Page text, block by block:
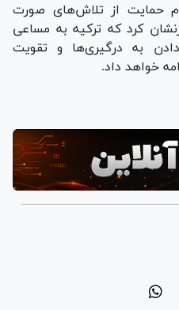
حمایت از تلاش‌های صورت
کرد که ترکیه به مساعی
به درگیری‌ها و تقویت
خواهد داد.